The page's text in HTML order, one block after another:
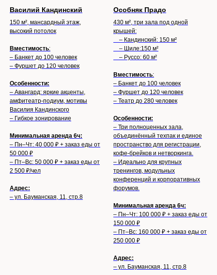
Василий Кандинский
150 м², мансардный этаж,
высокий потолок
Вместимость:
– Банкет до 100 человек
– Фуршет до 120 человек
Особенности:
– Авангард: яркие акценты,
амфитеатр-подиум, мотивы
Василия Кандинского
– Гибкое зонирование
Минимальная аренда 6ч:
– Пн–Чт: 40 000 ₽ + заказ еды от
50 000 ₽
– Пт–Вс: 50 000 ₽ + заказ еды от
2 500 ₽/чел
Адрес:
– ул. Бауманская, 11, стр.8
Особняк Прадо
430 м², три зала под одной
крышей:
– Кандинский: 150 м²
– Шиле:150 м²
– Руссо: 60 м²
Вместимость:
– Банкет до 100 человек
– Фуршет до 120 человек
– Театр до 280 человек
Особенности:
– Три полноценных зала,
объединённый техпак и единое
пространство для регистрации,
кофе-брейков и нетворкинга.
– Идеально для крупных
тренингов, модульных
конференций и корпоративных
форумов.
Минимальная аренда 6ч:
– Пн–Чт: 100 000 ₽ + заказ еды от
150 000 ₽
– Пт–Вс: 160 000 ₽ + заказ еды от
250 000 ₽
Адрес:
– ул. Бауманская, 11, стр.8